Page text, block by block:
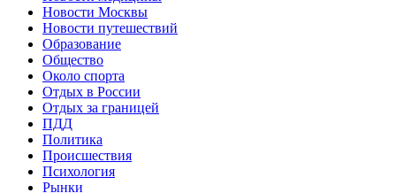
Новости Москвы
Новости путешествий
Образование
Общество
Около спорта
Отдых в России
Отдых за границей
ПДД
Политика
Происшествия
Психология
Рынки